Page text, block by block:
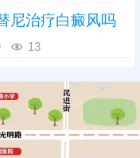
尼治疗白癜风吗
13